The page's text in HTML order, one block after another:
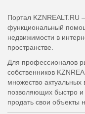
Портал
функциональный
недвижимости в
пространстве.
Для профессионалов
собственников
множество актуальных
позволяющих быстро
продать свои объекты